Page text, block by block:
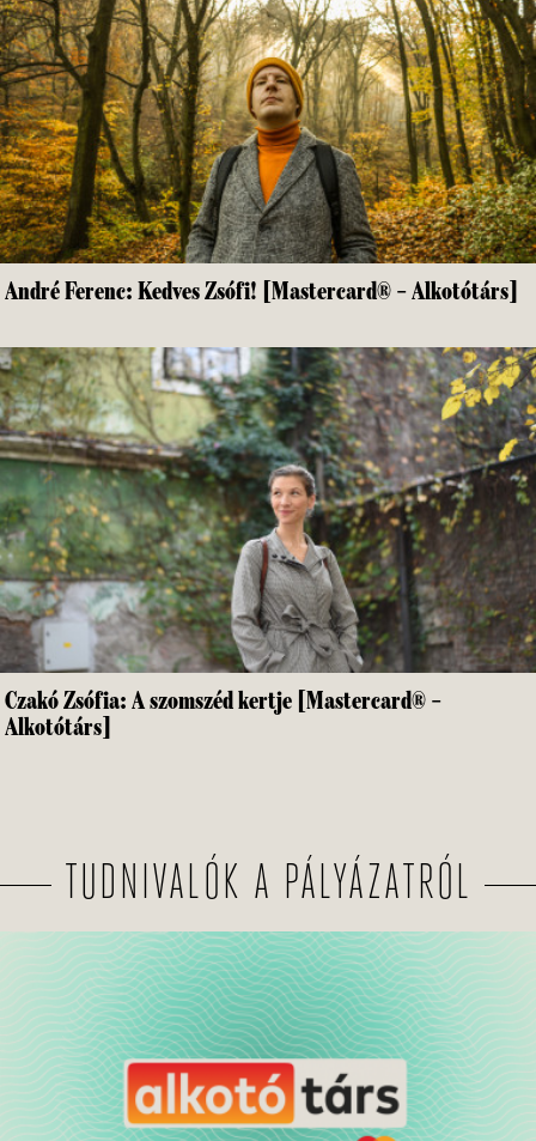
André Ferenc: Kedves Zsófi! [Mastercard® – Alkotótárs]
Czakó Zsófia: A szomszéd kertje [Mastercard® –
Alkotótárs]
TUDNIVALÓK A PÁLYÁZATRÓL